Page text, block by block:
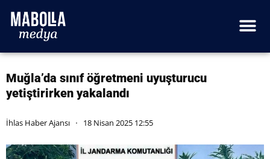
Muğla’da sınıf öğretmeni uyuşturucu
yetiştirirken yakalandı
İhlas Haber Ajansı 18 Nisan 2025 12:55